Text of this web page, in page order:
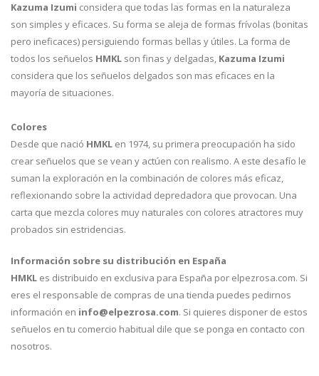
Kazuma Izumi considera que todas las formas en la naturaleza
son simples y eficaces. Su forma se aleja de formas frívolas (bonitas
pero ineficaces) persiguiendo formas bellas y útiles. La forma de
todos los señuelos HMKL son finas y delgadas, Kazuma Izumi
considera que los señuelos delgados son mas eficaces en la
mayoría de situaciones.
Colores
Desde que nació HMKL en 1974, su primera preocupación ha sido
crear señuelos que se vean y actúen con realismo. A este desafío le
suman la exploración en la combinación de colores más eficaz,
reflexionando sobre la actividad depredadora que provocan. Una
carta que mezcla colores muy naturales con colores atractores muy
probados sin estridencias.
Información sobre su distribución en España
HMKL es distribuido en exclusiva para España por elpezrosa.com. Si
eres el responsable de compras de una tienda puedes pedirnos
información en info@elpezrosa.com. Si quieres disponer de estos
señuelos en tu comercio habitual dile que se ponga en contacto con
nosotros.